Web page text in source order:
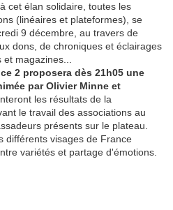
cet élan solidaire, toutes les
(linéaires et plateformes), se
9 décembre, au travers de
dons, de chroniques et éclairages
magazines...
2 proposera dès 21h05 une
par Olivier Minne et
les résultats de la
le travail des associations au
présents sur le plateau.
différents visages de France
variétés et partage d'émotions.